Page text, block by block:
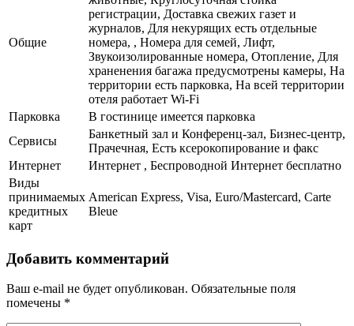
Общие
регистрации, Доставка свежих газет и
журналов, Для некурящих есть отдельные
номера, , Номера для семей, Лифт,
Звукоизолированные номера, Отопление, Для
храненения багажа предусмотрены камеры, На
территории есть парковка, На всей территории
отеля работает Wi-Fi
Парковка
В гостинице имеется парковка
Сервисы
Банкетный зал и Конференц-зал, Бизнес-центр,
Прачечная, Есть ксерокопирование и факс
Интернет
Интернет , Беспроводной Интернет бесплатно
Виды
принимаемых
кредитных
карт
American Express, Visa, Euro/Mastercard, Carte
Bleue
Добавить комментарий
Ваш e-mail не будет опубликован. Обязательные поля
помечены *